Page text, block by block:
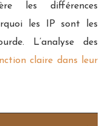
les différences
les IP sont les
L’analyse des
claire dans leur